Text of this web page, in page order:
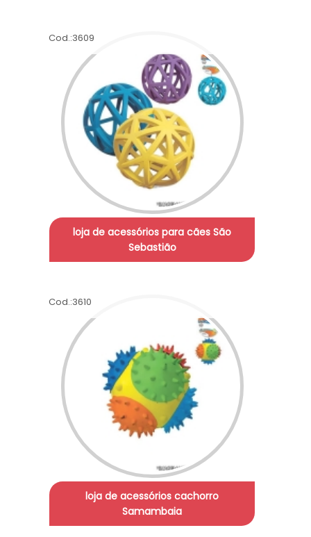
Cod.:3609
loja de acessórios para cães São
Sebastião
Cod.:3610
loja de acessórios cachorro
Samambaia